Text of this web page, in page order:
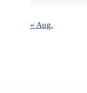
« Aug.